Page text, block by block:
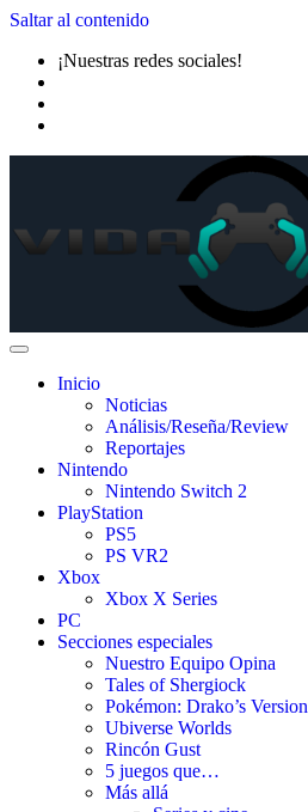
Saltar al contenido
¡Nuestras redes sociales!
Inicio
Noticias
Análisis/Reseña/Review
Reportajes
Nintendo
Nintendo Switch 2
PlayStation
PS5
PS VR2
Xbox
Xbox X Series
PC
Secciones especiales
Nuestro Equipo Opina
Tales of Shergiock
Pokémon: Drako’s Version
Ubiverse Worlds
Rincón Gust
5 juegos que…
Más allá